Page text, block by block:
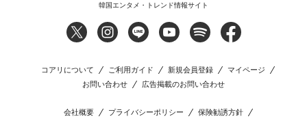
韓国エンタメ・トレンド情報サイト
コアリについて ご利用ガイド 新規会員登録
マイページ
お問い合わせ
広告掲載のお問い合わせ
会社概要 プライバシーポリシー
保険勧誘方針